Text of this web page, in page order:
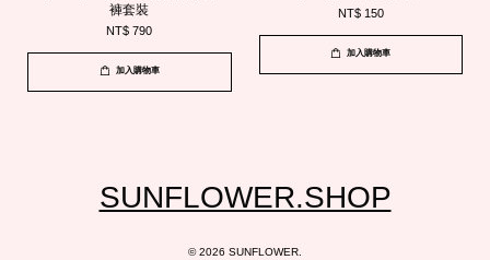
褲套裝
NT$ 790
加入購物車
NT$ 150
加入購物車
SUNFLOWER.SHOP
© 2026 SUNFLOWER.